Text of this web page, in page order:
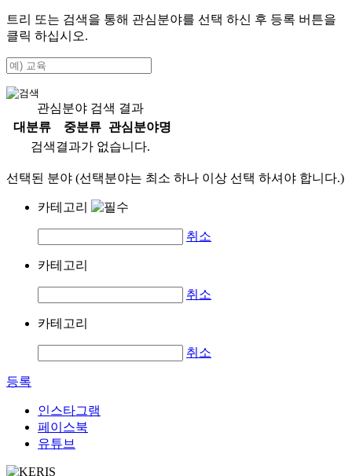
트리 또는 검색을 통해 관심분야를 선택 하신 후 등록 버튼을
클릭 하십시오.
관심분야 검색 결과
대분류
중분류
관심분야명
검색결과가 없습니다.
선택된 분야 (선택분야는 최소 하나 이상 선택 하셔야 합니다.)
카테고리
취소
카테고리
취소
카테고리
취소
등록
인스타그램
페이스북
유튜브